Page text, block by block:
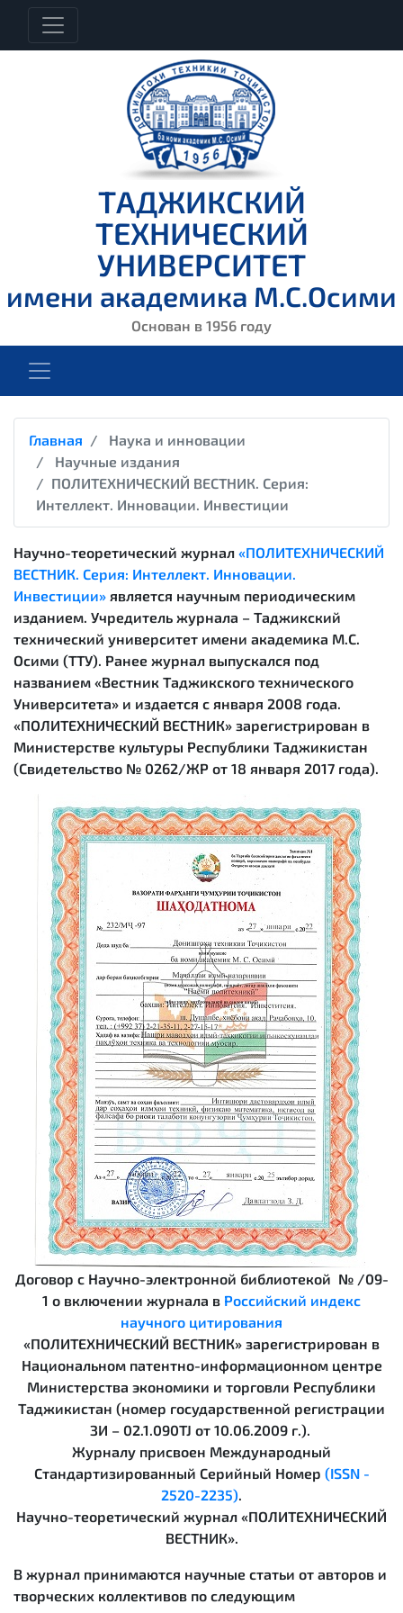
ТАДЖИКСКИЙ
ТЕХНИЧЕСКИЙ
УНИВЕРСИТЕТ
имени академика М.С.Осими
Основан в 1956 году
Главная
Наука и инновации
Научные издания
ПОЛИТЕХНИЧЕСКИЙ ВЕСТНИК. Серия:
Интеллект. Инновации. Инвестиции
Научно-теоретический журнал «ПОЛИТЕХНИЧЕСКИЙ
ВЕСТНИК. Серия: Интеллект. Инновации.
Инвестиции» является научным периодическим
изданием. Учредитель журнала – Таджикский
технический университет имени академика М.С.
Осими (ТТУ). Ранее журнал выпускался под
названием «Вестник Таджикского технического
Университета» и издается с января 2008 года.
«ПОЛИТЕХНИЧЕСКИЙ ВЕСТНИК» зарегистрирован в
Министерстве культуры Республики Таджикистан
(Свидетельство № 0262/ЖР от 18 января 2017 года).
Договор с Научно-электронной библиотекой № /09-
1 о включении журнала в Российский индекс
научного цитирования
«ПОЛИТЕХНИЧЕСКИЙ ВЕСТНИК» зарегистрирован в
Национальном патентно-информационном центре
Министерства экономики и торговли Республики
Таджикистан (номер государственной регистрации
ЗИ – 02.1.090TJ от 10.06.2009 г.).
Журналу присвоен Международный
Стандартизированный Серийный Номер (ISSN -
2520-2235).
Научно-теоретический журнал «ПОЛИТЕХНИЧЕСКИЙ
ВЕСТНИК».
В журнал принимаются научные статьи от авторов и
творческих коллективов по следующим